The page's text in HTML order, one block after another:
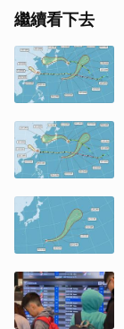
繼續看下去